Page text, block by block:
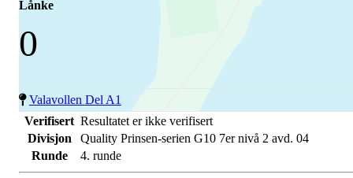
Lånke
0
Valavollen Del A1
Verifisert Resultatet er ikke verifisert
Divisjon
Quality Prinsen-serien G10 7er nivå 2 avd. 04
Runde
4. runde